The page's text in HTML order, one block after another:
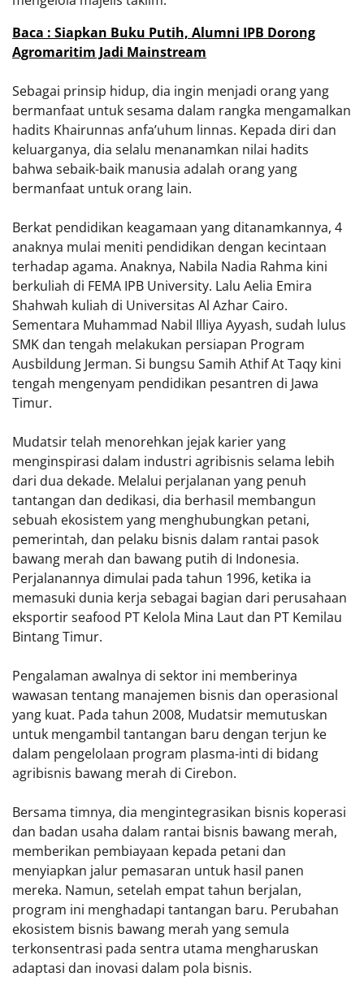
Baca : Siapkan Buku Putih, Alumni IPB Dorong
Agromaritim Jadi Mainstream
Sebagai prinsip hidup, dia ingin menjadi orang yang
bermanfaat untuk sesama dalam rangka mengamalkan
hadits Khairunnas anfa’uhum linnas. Kepada diri dan
keluarganya, dia selalu menanamkan nilai hadits
bahwa sebaik-baik manusia adalah orang yang
bermanfaat untuk orang lain.
Berkat pendidikan keagamaan yang ditanamkannya, 4
anaknya mulai meniti pendidikan dengan kecintaan
terhadap agama. Anaknya, Nabila Nadia Rahma kini
berkuliah di FEMA IPB University. Lalu Aelia Emira
Shahwah kuliah di Universitas Al Azhar Cairo.
Sementara Muhammad Nabil Illiya Ayyash, sudah lulus
SMK dan tengah melakukan persiapan Program
Ausbildung Jerman. Si bungsu Samih Athif At Taqy kini
tengah mengenyam pendidikan pesantren di Jawa
Timur.
Mudatsir telah menorehkan jejak karier yang
menginspirasi dalam industri agribisnis selama lebih
dari dua dekade. Melalui perjalanan yang penuh
tantangan dan dedikasi, dia berhasil membangun
sebuah ekosistem yang menghubungkan petani,
pemerintah, dan pelaku bisnis dalam rantai pasok
bawang merah dan bawang putih di Indonesia.
Perjalanannya dimulai pada tahun 1996, ketika ia
memasuki dunia kerja sebagai bagian dari perusahaan
eksportir seafood PT Kelola Mina Laut dan PT Kemilau
Bintang Timur.
Pengalaman awalnya di sektor ini memberinya
wawasan tentang manajemen bisnis dan operasional
yang kuat. Pada tahun 2008, Mudatsir memutuskan
untuk mengambil tantangan baru dengan terjun ke
dalam pengelolaan program plasma-inti di bidang
agribisnis bawang merah di Cirebon.
Bersama timnya, dia mengintegrasikan bisnis koperasi
dan badan usaha dalam rantai bisnis bawang merah,
memberikan pembiayaan kepada petani dan
menyiapkan jalur pemasaran untuk hasil panen
mereka. Namun, setelah empat tahun berjalan,
program ini menghadapi tantangan baru. Perubahan
ekosistem bisnis bawang merah yang semula
terkonsentrasi pada sentra utama mengharuskan
adaptasi dan inovasi dalam pola bisnis.